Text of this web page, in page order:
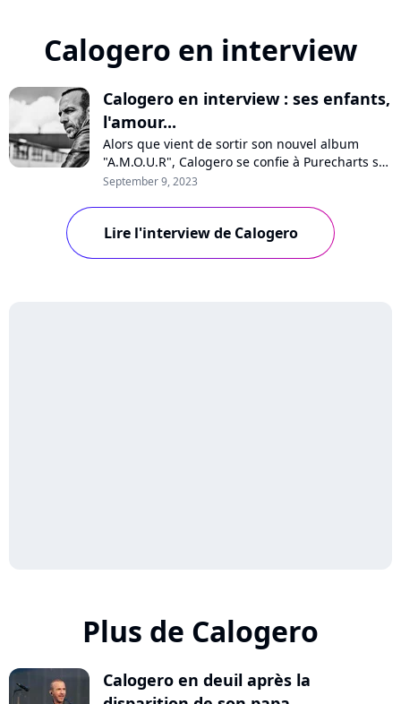
Calogero en interview
Calogero en interview : ses enfants,
l'amour...
Alors que vient de sortir son nouvel album
"A.M.O.U.R", Calogero se confie à Purecharts sur
la pression, sa vision de l'amour, son optimisme
disques ou encore ses enfants qui chantent sur
quelques titres. Interview avec un artiste
September 9, 2023
Lire l'interview de Calogero
Plus de Calogero
Calogero en deuil après la